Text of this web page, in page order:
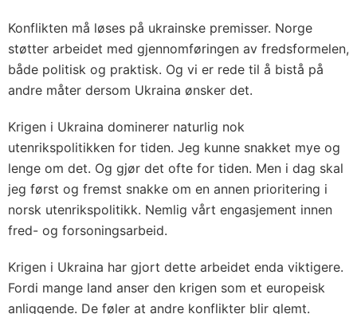
Konflikten må løses på ukrainske premisser. Norge
støtter arbeidet med gjennomføringen av fredsformelen,
både politisk og praktisk. Og vi er rede til å bistå på
andre måter dersom Ukraina ønsker det.
Krigen i Ukraina dominerer naturlig nok
utenrikspolitikken for tiden. Jeg kunne snakket mye og
lenge om det. Og gjør det ofte for tiden. Men i dag skal
jeg først og fremst snakke om en annen prioritering i
norsk utenrikspolitikk. Nemlig vårt engasjement innen
fred- og forsoningsarbeid.
Krigen i Ukraina har gjort dette arbeidet enda viktigere.
Fordi mange land anser den krigen som et europeisk
anliggende. De føler at andre konflikter blir glemt.